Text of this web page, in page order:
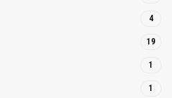
4
19
1
1